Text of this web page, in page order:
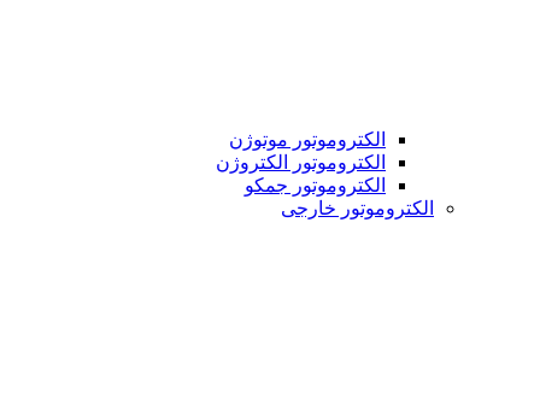
الکتروموتور موتوژن
الکتروموتور الکتروژن
الکتروموتور جمکو
الکتروموتور خارجی